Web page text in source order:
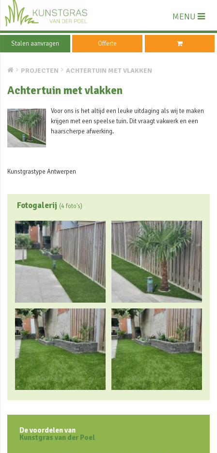
MENU
Stalen aanvragen Offerte
PROJECTEN ACHTERTUIN MET VLAKKEN
Achtertuin met vlakken
Voor ons is het altijd een leuke uitdaging als wij te maken
krijgen met een speelse tuin. Dit vraagt vakwerk en een
haarscherpe afwerking.
Kunstgrastype Antwerpen
Fotogalerij (4 foto's)
De voordelen van
Kunstgras van der Poel